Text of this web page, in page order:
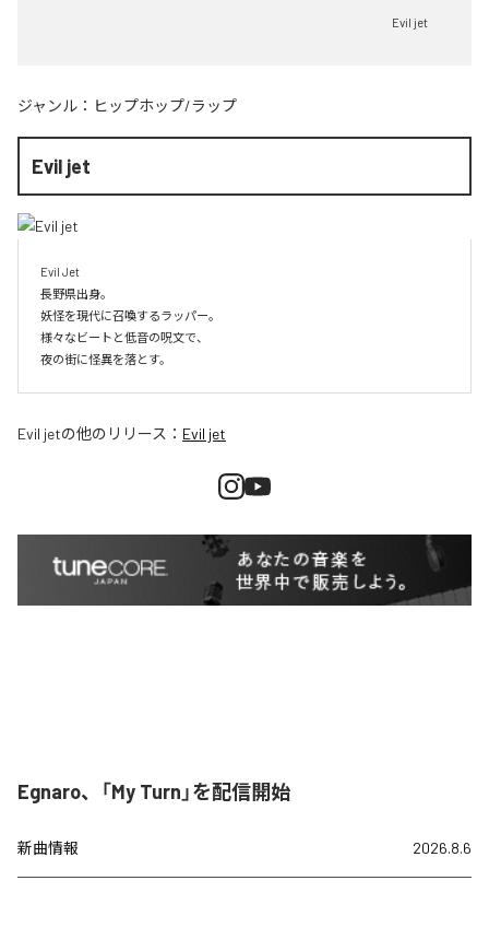
Evil jet
ジャンル： ヒップホップ/ラップ
Evil jet
Evil Jet
長野県出身。
妖怪を現代に召喚するラッパー。
様々なビートと低音の呪文で、
夜の街に怪異を落とす。
Evil jetの他のリリース： Evil jet
Egnaro、「My Turn」を配信開始
新曲情報 2026.8.6